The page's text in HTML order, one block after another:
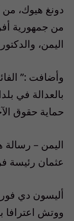
دونغ هيوك، من
من جمهورية
اليمن،
وأضافت :”
بالعدالة في
حماية حقوق
اليمن –
عثمان رئيسة
أليسون دي
ووتش